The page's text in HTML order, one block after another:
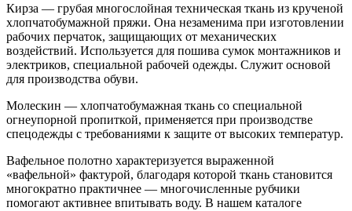
Кирза — грубая многослойная техническая ткань из крученой
хлопчатобумажной пряжи. Она незаменима при изготовлении
рабочих перчаток, защищающих от механических
воздействий. Используется для пошива сумок монтажников и
электриков, специальной рабочей одежды. Служит основой
для производства обуви.
Молескин — хлопчатобумажная ткань со специальной
огнеупорной пропиткой, применяется при производстве
спецодежды с требованиями к защите от высоких температур.
Вафельное полотно характеризуется выраженной
«вафельной» фактурой, благодаря которой ткань становится
многократно практичнее — многочисленные рубчики
помогают активнее впитывать воду. В нашем каталоге